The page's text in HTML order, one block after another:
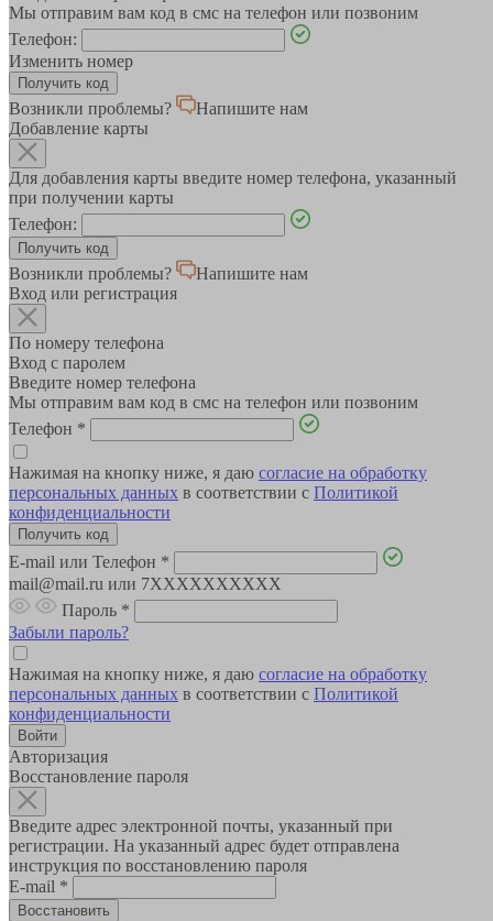
Мы отправим вам код в смс на телефон или позвоним
Телефон:
Изменить номер
Возникли проблемы?
Напишите нам
Добавление карты
Для добавления карты введите номер телефона, указанный
при получении карты
Телефон:
Возникли проблемы?
Напишите нам
Вход или регистрация
По номеру телефона
Вход с паролем
Введите номер телефона
Мы отправим вам код в смс на телефон или позвоним
Телефон *
Нажимая на кнопку ниже, я даю согласие на обработку
персональных данных в соответствии с Политикой
конфиденциальности
E-mail или Телефон *
mail@mail.ru или 7XXXXXXXXXX
Пароль *
Забыли пароль?
Нажимая на кнопку ниже, я даю согласие на обработку
персональных данных в соответствии с Политикой
конфиденциальности
Авторизация
Восстановление пароля
Введите адрес электронной почты, указанный при
регистрации. На указанный адрес будет отправлена
инструкция по восстановлению пароля
E-mail *